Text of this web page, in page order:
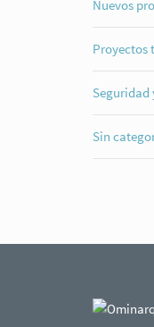
Nuevos
Proyectos
Seguridad
Sin